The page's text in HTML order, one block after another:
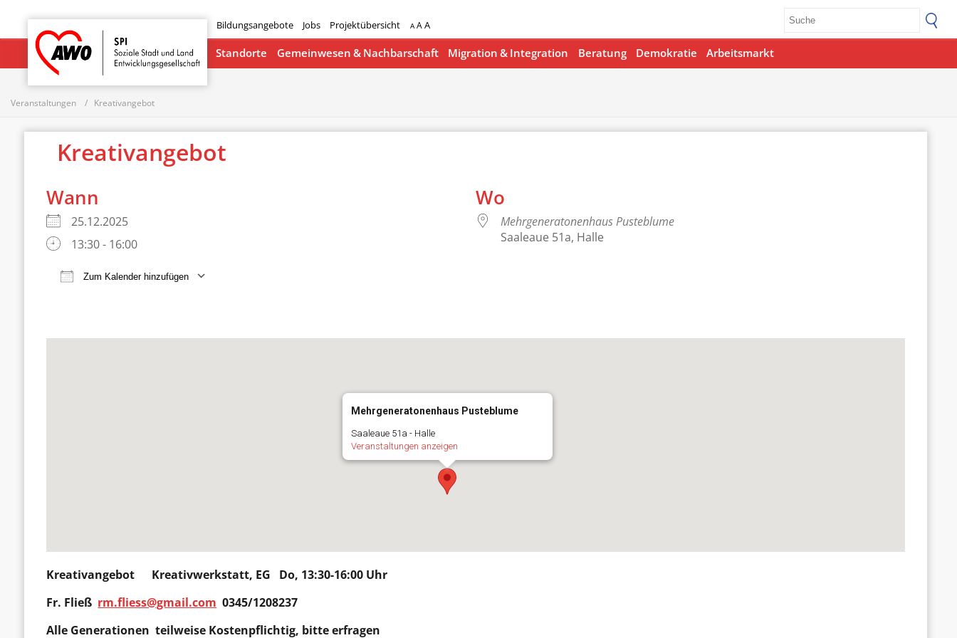
Bildungsangebote Jobs Projektübersicht A AA
Startseite
Standorte Gemeinwesen & Nachbarschaft Migration & Integration Beratung Demokratie Arbeitsmarkt
Veranstaltungen Kreativangebot
Kreativangebot
Wann
25.12.2025
13:30 - 16:00
Zum Kalender hinzufügen
Wo
Mehrgeneratonenhaus Pusteblume
Saaleaue 51a, Halle
Mehrgeneratonenhaus Pusteblume
Saaleaue 51a - Halle
Veranstaltungen anzeigen
Kreativangebot
Kreativwerkstatt, EG Do, 13:30-16:00 Uhr
Fr. Fließ rm.fliess@gmail.com 0345/1208237
Alle Generationen teilweise Kostenpflichtig, bitte erfragen